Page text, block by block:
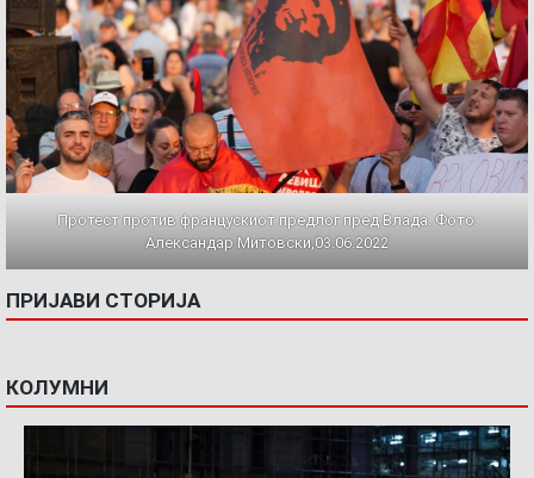
Протест против францускиот предлог пред Влада. Фото:
Александар Митовски,03.06.2022
ПРИЈАВИ СТОРИЈА
КОЛУМНИ